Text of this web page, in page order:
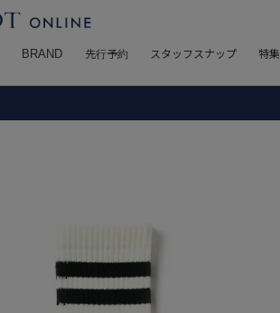
BRAND 先行予約 スタッフスナップ 特集